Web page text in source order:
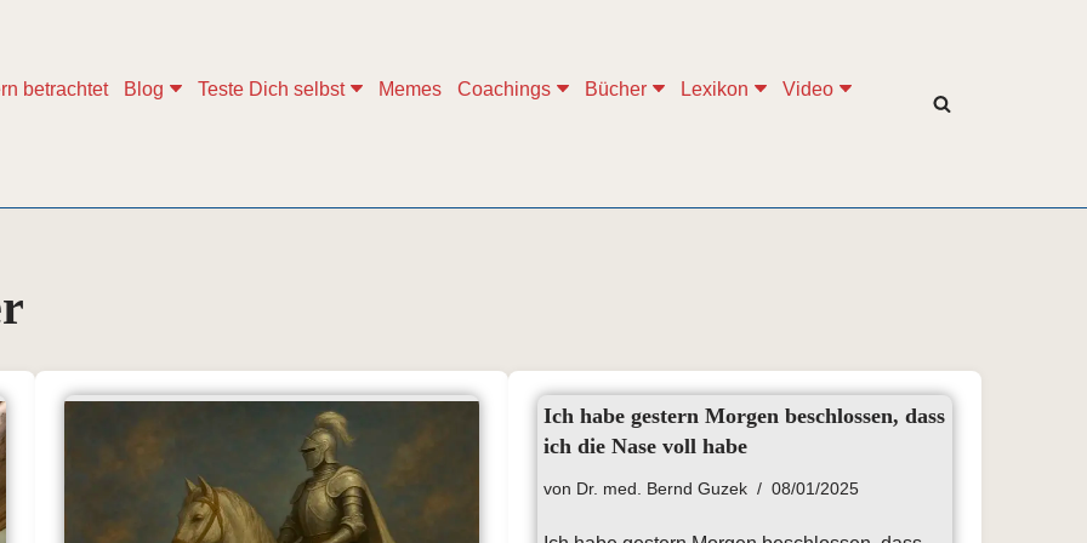
betrachtet Blog Teste Dich selbst Memes Coachings Bücher Lexikon
Video
Ich habe gestern Morgen beschlossen, dass
ich die Nase voll habe
von Dr. med. Bernd Guzek 08/01/2025